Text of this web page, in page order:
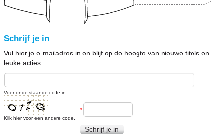
Schrijf je in
Vul hier je e-mailadres in en blijf op de hoogte van nieuwe titels en
leuke acties.
Voer onderstaande code in :
Klik hier voor een andere code.
*
Schrijf je in